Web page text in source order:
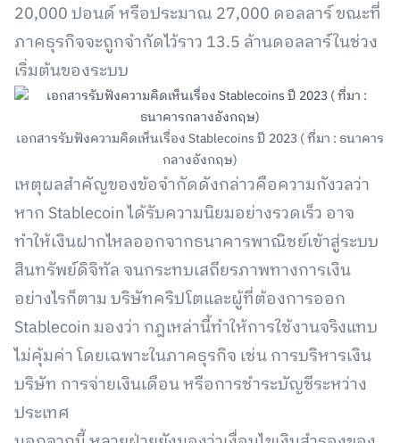
20,000 ปอนด์ หรือประมาณ 27,000 ดอลลาร์ ขณะที่
ภาคธุรกิจจะถูกจำกัดไว้ราว 13.5 ล้านดอลลาร์ในช่วง
เริ่มต้นของระบบ
เอกสารรับฟังความคิดเห็นเรื่อง Stablecoins ปี 2023 ( ที่มา : ธนาคาร
กลางอังกฤษ)
เหตุผลสำคัญของข้อจำกัดดังกล่าวคือความกังวลว่า
หาก Stablecoin ได้รับความนิยมอย่างรวดเร็ว อาจ
ทำให้เงินฝากไหลออกจากธนาคารพาณิชย์เข้าสู่ระบบ
สินทรัพย์ดิจิทัล จนกระทบเสถียรภาพทางการเงิน
อย่างไรก็ตาม บริษัทคริปโตและผู้ที่ต้องการออก
Stablecoin มองว่า กฎเหล่านี้ทำให้การใช้งานจริงแทบ
ไม่คุ้มค่า โดยเฉพาะในภาคธุรกิจ เช่น การบริหารเงิน
บริษัท การจ่ายเงินเดือน หรือการชำระบัญชีระหว่าง
ประเทศ